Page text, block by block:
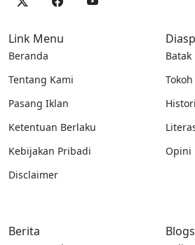
Link Menu
Beranda
Tentang Kami
Pasang Iklan
Ketentuan Berlaku
Kebijakan Pribadi
Disclaimer
Batak
Tokoh
Opini
Berita Blogs